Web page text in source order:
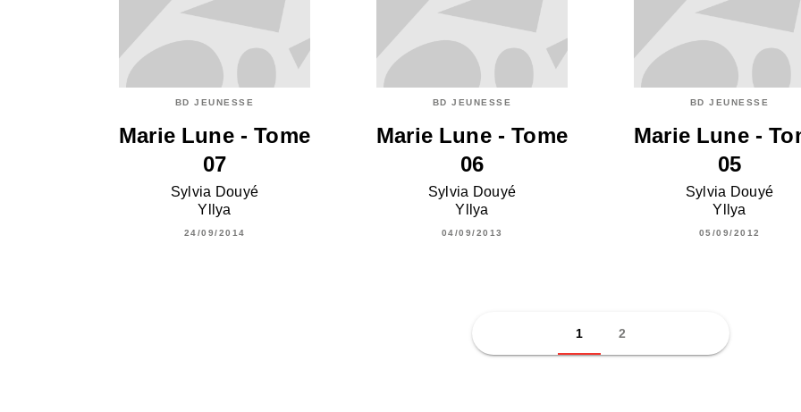
BD JEUNESSE
Marie Lune - Tome
07
Sylvia Douyé
Yllya
24/09/2014
BD JEUNESSE
Marie Lune - Tome
06
Sylvia Douyé
Yllya
04/09/2013
BD JEUNESSE
Marie Lune -
05
Sylvia Douyé
Yllya
05/09/2012
1 2